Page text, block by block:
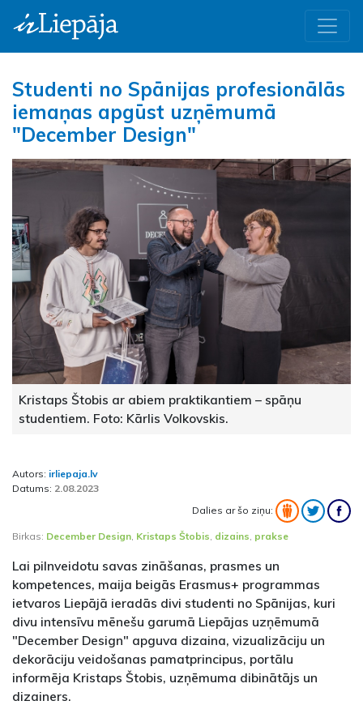
Studenti no Spānijas profesionālās
iemaņas apgūst uzņēmumā
"December Design"
Kristaps Štobis ar abiem praktikantiem – spāņu
studentiem. Foto: Kārlis Volkovskis.
Autors: irliepaja.lv
Datums: 2.08.2023
Dalies ar šo ziņu:
Birkas: December Design Kristaps Štobis dizains prakse
Lai pilnveidotu savas zināšanas, prasmes un
kompetences, maija beigās Erasmus+ programmas
ietvaros Liepājā ieradās divi studenti no Spānijas, kuri
divu intensīvu mēnešu garumā Liepājas uzņēmumā
"December Design" apguva dizaina, vizualizāciju un
dekorāciju veidošanas pamatprincipus, portālu
informēja Kristaps Štobis, uzņēmuma dibinātājs un
dizainers.